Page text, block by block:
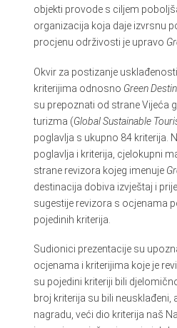
objekti provode s ciljem
organizacija koja daje izvrsnu
procjenu održivosti je upravo
Okvir za postizanje
kriterijima odnosno Green
su prepoznati od strane Vijeća
turizma (Global Sustainable
poglavlja s ukupno 84 kriterija.
poglavlja i kriterija, cjelokupni
strane revizora kojeg imenuje
destinacija dobiva izvještaj i
sugestije revizora s ocjenama
pojedinih kriterija.
Sudionici prezentacije su
ocjenama i kriterijima koje je
su pojedini kriteriji bili
broj kriterija su bili
nagradu, veći dio kriterija naš